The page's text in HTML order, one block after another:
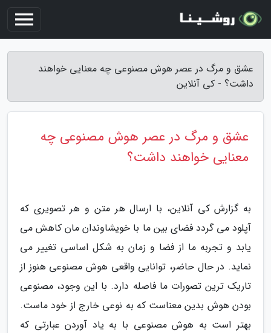
عشق و مرگ در عصر هوش مصنوعی چه معنایی خواهند
داشت؟ - کی آنلاین
عشق و مرگ در عصر هوش مصنوعی چه
معنایی خواهند داشت؟
به گزارش کی آنلاین، با ارسال هر متن و هر تصویری که
آپلود می گردد فضای بین ما با خویشاوندان مان کاهش می
یابد و تجربه ما از فضا و زمان به شکل اساسی تغییر می
نماید. در حال حاضر، توانایی واقعی هوش مصنوعی هنوز از
تاریک ترین تصورات ما فاصله دارد. با این وجود، مصنوعی
بودن هوش بدین معناست که به نوعی خارج از خود ماست.
بهتر است به هوش مصنوعی با به یاد آوردن عبارتی که